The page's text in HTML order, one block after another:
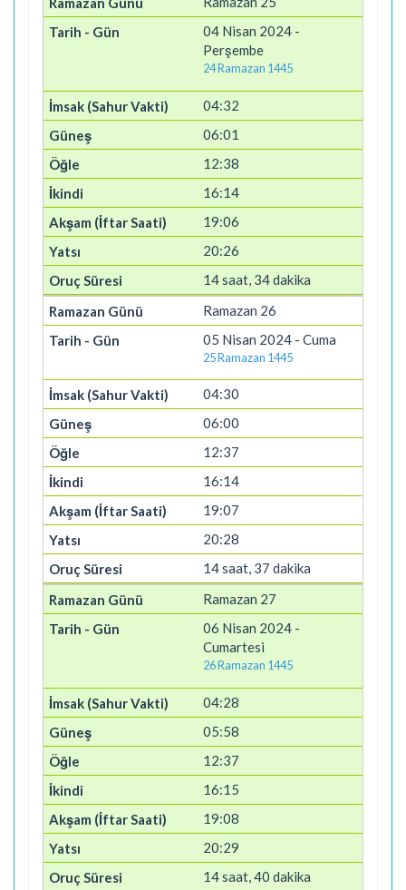
04 Nisan 2024 -
Perşembe
24 Ramazan 1445
04:32
06:01
12:38
16:14
19:06
20:26
14 saat, 34 dakika
Ramazan 26
05 Nisan 2024 - Cuma
25 Ramazan 1445
04:30
06:00
12:37
16:14
19:07
20:28
14 saat, 37 dakika
Ramazan 27
06 Nisan 2024 -
Cumartesi
26 Ramazan 1445
04:28
05:58
12:37
16:15
19:08
20:29
14 saat, 40 dakika